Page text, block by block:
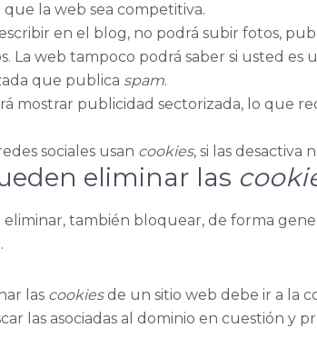
la web sea competitiva.
en el blog, no podrá subir fotos,
La web tampoco podrá saber si usted es
que publica spam.
mostrar publicidad sectorizada, lo que
sociales usan cookies, si las desactiva
eliminar las
eliminar, también bloquear, de forma
las cookiesde un sitio web debe ir a la
las asociadas al dominio en cuestión y